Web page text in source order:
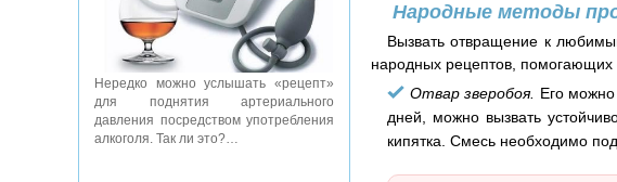
Народные методы
Вызвать отвращение к
народных рецептов, помогающих
Отвар зверобоя. Его
дней, можно вызвать
кипятка. Смесь необходимо
Нередко можно услышать «рецепт»
для поднятия артериального
давления посредством употребления
алкоголя. Так ли это?…